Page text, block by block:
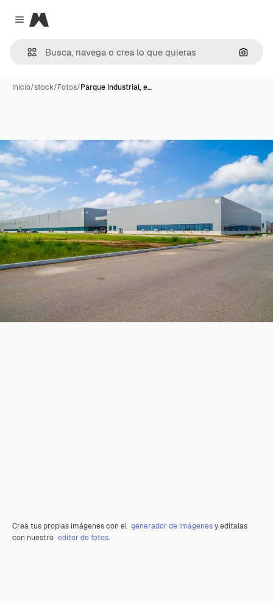
Close menu
Magnific
Inicio/stock/Fotos/Parque Industrial, e…
Crea tus propias imágenes con el generador de imágenesy edítalas
con nuestro editor de fotos.